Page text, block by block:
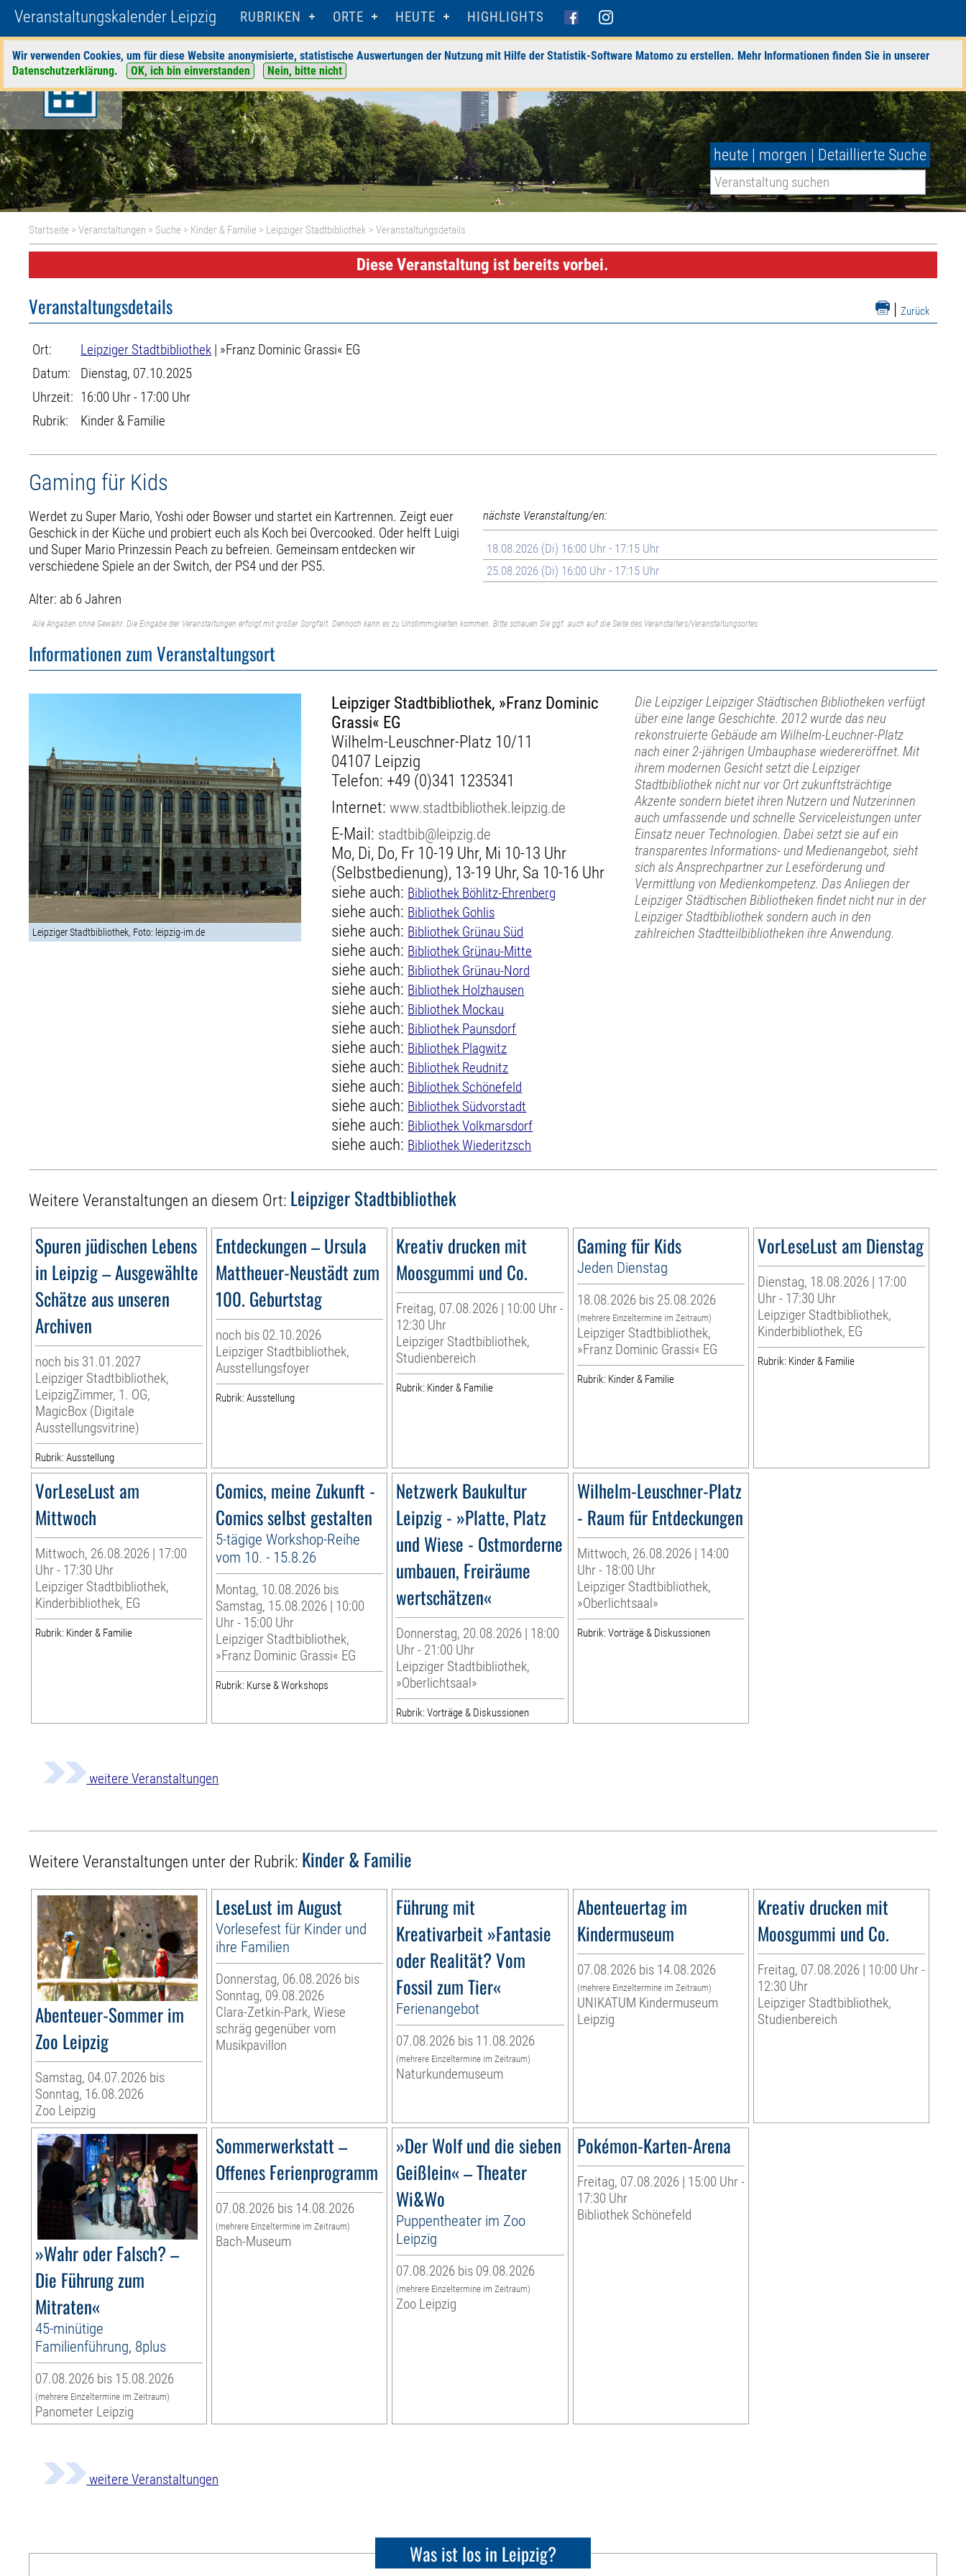
Veranstaltungskalender Leipzig RUBRIKEN ORTE HEUTE HIGHLIGHTS
Wir verwenden Cookies, um für diese Website anonymisierte, statistische Auswertungen der Nutzung mit Hilfe der Statistik-Software Matomo zu erstellen. Mehr Informationen finden Sie in unserer
Datenschutzerklärung. OK, ich bin einverstanden Nein, bitte nicht
heute | morgen | Detaillierte Suche
Startseite >Veranstaltungen > Suche > Kinder & Familie > Leipziger Stadtbibliothek > Veranstaltungsdetails
Diese Veranstaltung ist bereits vorbei.
| Zurück
Veranstaltungsdetails
Ort: Leipziger Stadtbibliothek | »Franz Dominic Grassi« EG
Datum:
Dienstag, 07.10.2025
Uhrzeit: 16:00 Uhr - 17:00 Uhr
Rubrik:
Kinder & Familie
Gaming für Kids
Werdet zu Super Mario, Yoshi oder Bowser und startet ein Kartrennen. Zeigt euer
Geschick in der Küche und probiert euch als Koch bei Overcooked. Oder helft Luigi
und Super Mario Prinzessin Peach zu befreien. Gemeinsam entdecken wir
verschiedene Spiele an der Switch, der PS4 und der PS5.
Alter: ab 6 Jahren
nächste Veranstaltung/en:
18.08.2026 (Di) 16:00 Uhr - 17:15 Uhr
25.08.2026 (Di) 16:00 Uhr - 17:15 Uhr
Alle Angaben ohne Gewähr. Die Eingabe der Veranstaltungen erfolgt mit großer Sorgfalt. Dennoch kann es zu Unstimmigkeiten kommen. Bitte schauen Sie ggf. auch auf die Seite des Veranstalters/Veranstaltungsortes.
Informationen zum Veranstaltungsort
Leipziger Stadtbibliothek, Foto: leipzig-im.de
Leipziger Stadtbibliothek, »Franz Dominic
Grassi« EG
Wilhelm-Leuschner-Platz 10/11
04107 Leipzig
Telefon: +49 (0)341 1235341
Internet:www.stadtbibliothek.leipzig.de
E-Mail: stadtbib@leipzig.de
Mo, Di, Do, Fr 10-19 Uhr, Mi 10-13 Uhr
(Selbstbedienung), 13-19 Uhr, Sa 10-16 Uhr
siehe auch: Bibliothek Böhlitz-Ehrenberg
siehe auch: Bibliothek Gohlis
siehe auch: Bibliothek Grünau Süd
siehe auch: Bibliothek Grünau-Mitte
siehe auch: Bibliothek Grünau-Nord
siehe auch: Bibliothek Holzhausen
siehe auch: Bibliothek Mockau
siehe auch: Bibliothek Paunsdorf
siehe auch: Bibliothek Plagwitz
siehe auch: Bibliothek Reudnitz
siehe auch: Bibliothek Schönefeld
siehe auch: Bibliothek Südvorstadt
siehe auch: Bibliothek Volkmarsdorf
siehe auch: Bibliothek Wiederitzsch
Die Leipziger Leipziger Städtischen Bibliotheken verfügt
über eine lange Geschichte. 2012 wurde das neu
rekonstruierte Gebäude am Wilhelm-Leuchner-Platz
nach einer 2-jährigen Umbauphase wiedereröffnet. Mit
ihrem modernen Gesicht setzt die Leipziger
Stadtbibliothek nicht nur vor Ort zukunftsträchtige
Akzente sondern bietet ihren Nutzern und Nutzerinnen
auch umfassende und schnelle Serviceleistungen unter
Einsatz neuer Technologien. Dabei setzt sie auf ein
transparentes Informations- und Medienangebot, sieht
sich als Ansprechpartner zur Leseförderung und
Vermittlung von Medienkompetenz. Das Anliegen der
Leipziger Städtischen Bibliotheken findet nicht nur in der
Leipziger Stadtbibliothek sondern auch in den
zahlreichen Stadtteilbibliotheken ihre Anwendung.
Weitere Veranstaltungen an diesem Ort: Leipziger Stadtbibliothek
Spuren jüdischen Lebens
in Leipzig – Ausgewählte
Schätze aus unseren
Archiven
noch bis 31.01.2027
Leipziger Stadtbibliothek,
LeipzigZimmer, 1. OG,
MagicBox (Digitale
Ausstellungsvitrine)
Rubrik: Ausstellung
Entdeckungen – Ursula
Mattheuer-Neustädt zum
100. Geburtstag
noch bis 02.10.2026
Leipziger Stadtbibliothek,
Ausstellungsfoyer
Rubrik: Ausstellung
Kreativ drucken mit
Moosgummi und Co.
Freitag, 07.08.2026 | 10:00 Uhr -
12:30 Uhr
Leipziger Stadtbibliothek,
Studienbereich
Rubrik: Kinder & Familie
Gaming für Kids
Jeden Dienstag
18.08.2026 bis 25.08.2026
(mehrere Einzeltermine im Zeitraum)
Leipziger Stadtbibliothek,
»Franz Dominic Grassi« EG
Rubrik: Kinder & Familie
VorLeseLust am Dienstag
Dienstag, 18.08.2026 | 17:00
Uhr - 17:30 Uhr
Leipziger Stadtbibliothek,
Kinderbibliothek, EG
Rubrik: Kinder & Familie
VorLeseLust am
Mittwoch
Mittwoch, 26.08.2026 | 17:00
Uhr - 17:30 Uhr
Leipziger Stadtbibliothek,
Kinderbibliothek, EG
Rubrik: Kinder & Familie
Comics, meine Zukunft -
Comics selbst gestalten
5-tägige Workshop-Reihe
vom 10. - 15.8.26
Montag, 10.08.2026 bis
Samstag, 15.08.2026 | 10:00
Uhr - 15:00 Uhr
Leipziger Stadtbibliothek,
»Franz Dominic Grassi« EG
Rubrik: Kurse & Workshops
Netzwerk Baukultur
Leipzig - »Platte, Platz
und Wiese - Ostmorderne
umbauen, Freiräume
wertschätzen«
Donnerstag, 20.08.2026 | 18:00
Uhr - 21:00 Uhr
Leipziger Stadtbibliothek,
»Oberlichtsaal»
Rubrik: Vorträge & Diskussionen
Wilhelm-Leuschner-Platz
- Raum für Entdeckungen
Mittwoch, 26.08.2026 | 14:00
Uhr - 18:00 Uhr
Leipziger Stadtbibliothek,
»Oberlichtsaal»
Rubrik: Vorträge & Diskussionen
weitere Veranstaltungen
Weitere Veranstaltungen unter der Rubrik: Kinder & Familie
Abenteuer-Sommer im
Zoo Leipzig
Samstag, 04.07.2026 bis
Sonntag, 16.08.2026
Zoo Leipzig
LeseLust im August
Vorlesefest für Kinder und
ihre Familien
Donnerstag, 06.08.2026 bis
Sonntag, 09.08.2026
Clara-Zetkin-Park, Wiese
schräg gegenüber vom
Musikpavillon
Führung mit
Kreativarbeit »Fantasie
oder Realität? Vom
Fossil zum Tier«
Ferienangebot
07.08.2026 bis 11.08.2026
(mehrere Einzeltermine im Zeitraum)
Naturkundemuseum
Abenteuertag im
Kindermuseum
07.08.2026 bis 14.08.2026
(mehrere Einzeltermine im Zeitraum)
UNIKATUM Kindermuseum
Leipzig
Kreativ drucken mit
Moosgummi und Co.
Freitag, 07.08.2026 | 10:00 Uhr -
12:30 Uhr
Leipziger Stadtbibliothek,
Studienbereich
»Wahr oder Falsch? –
Die Führung zum
Mitraten«
45-minütige
Familienführung, 8plus
07.08.2026 bis 15.08.2026
(mehrere Einzeltermine im Zeitraum)
Panometer Leipzig
Sommerwerkstatt –
Offenes Ferienprogramm
07.08.2026 bis 14.08.2026
(mehrere Einzeltermine im Zeitraum)
Bach-Museum
»Der Wolf und die sieben
Geißlein« – Theater
Wi&Wo
Puppentheater im Zoo
Leipzig
07.08.2026 bis 09.08.2026
(mehrere Einzeltermine im Zeitraum)
Zoo Leipzig
Pokémon-Karten-Arena
Freitag, 07.08.2026 | 15:00 Uhr -
17:30 Uhr
Bibliothek Schönefeld
weitere Veranstaltungen
Was ist los in Leipzig?